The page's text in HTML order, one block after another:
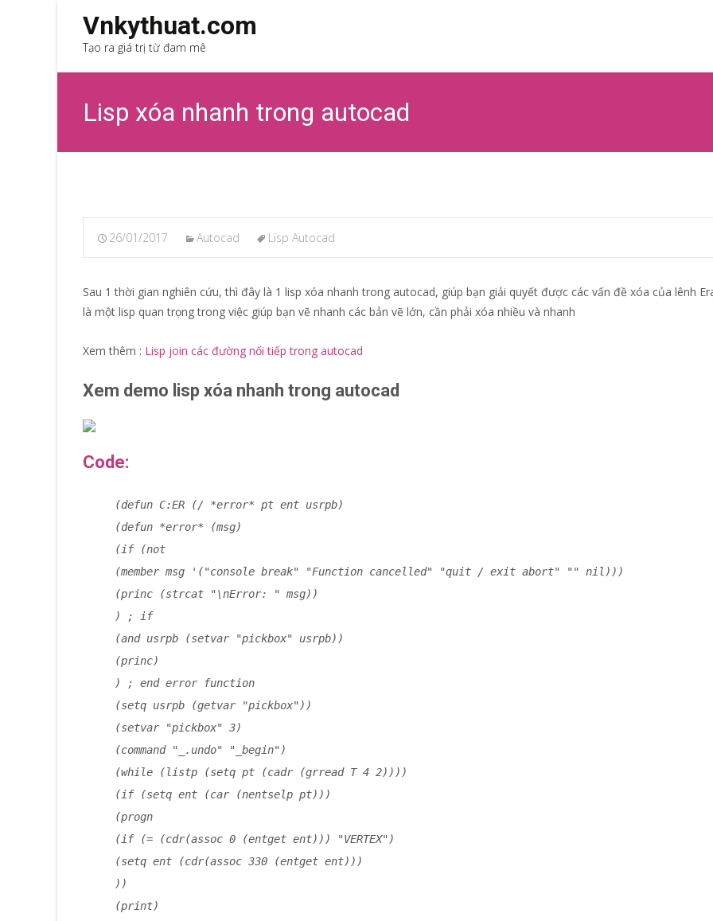
Vnkythuat.com
Tạo ra giá trị từ đam mê
Lisp xóa nhanh trong autocad
26/01/2017 Autocad Lisp Autocad
Sau 1 thời gian nghiên cứu, thì đây là 1 lisp xóa nhanh trong autocad, giúp bạn giải quyết được các vấn đề xóa của lênh
là một lisp quan trọng trong việc giúp bạn vẽ nhanh các bản vẽ lớn, cần phải xóa nhiều và nhanh
Xem thêm : Lisp join các đường nối tiếp trong autocad
Xem demo lisp xóa nhanh trong autocad
Code:
(defun C:ER (/ *error* pt ent usrpb)
(defun *error* (msg)
(if (not
(member msg '("console break" "Function cancelled" "quit / exit abort" "" nil)))
(princ (strcat "\nError: " msg))
) ; if
(and usrpb (setvar "pickbox" usrpb))
(princ)
) ; end error function
(setq usrpb (getvar "pickbox"))
(setvar "pickbox" 3)
(command "_.undo" "_begin")
(while (listp (setq pt (cadr (grread T 4 2))))
(if (setq ent (car (nentselp pt)))
(progn
(if (= (cdr(assoc 0 (entget ent))) "VERTEX")
(setq ent (cdr(assoc 330 (entget ent)))
))
(print)